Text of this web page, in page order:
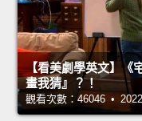
【看美劇學英文】《
畫我猜』？！
觀看次數：46046 •